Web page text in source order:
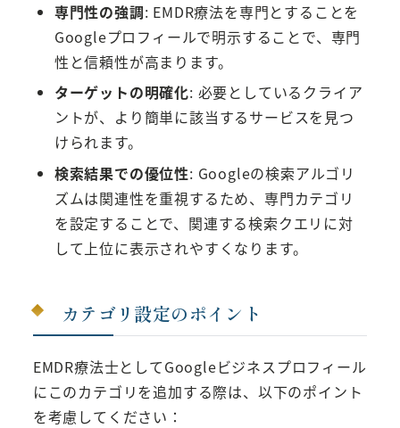
専門性の強調: EMDR療法を専門とすることを
Googleプロフィールで明示することで、専門
性と信頼性が高まります。
ターゲットの明確化: 必要としているクライア
ントが、より簡単に該当するサービスを見つ
けられます。
検索結果での優位性: Googleの検索アルゴリ
ズムは関連性を重視するため、専門カテゴリ
を設定することで、関連する検索クエリに対
して上位に表示されやすくなります。
カテゴリ設定のポイント
EMDR療法士としてGoogleビジネスプロフィール
にこのカテゴリを追加する際は、以下のポイント
を考慮してください：